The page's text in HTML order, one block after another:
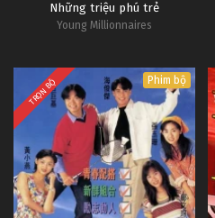
Những triệu phú trẻ
Young Millionnaires
TRỌN BỘ Phim bộ